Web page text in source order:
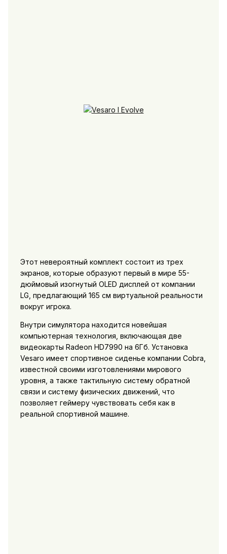
Этот невероятный комплект состоит из трех
экранов, которые образуют первый в мире 55-
дюймовый изогнутый OLED дисплей от компании
LG, предлагающий 165 см виртуальной реальности
вокруг игрока.
Внутри симулятора находится новейшая
компьютерная технология, включающая две
видеокарты Radeon HD7990 на 6Гб. Установка
Vesaro имеет спортивное сиденье компании Cobra,
известной своими изготовлениями мирового
уровня, а также тактильную систему обратной
связи и систему физических движений, что
позволяет геймеру чувствовать себя как в
реальной спортивной машине.